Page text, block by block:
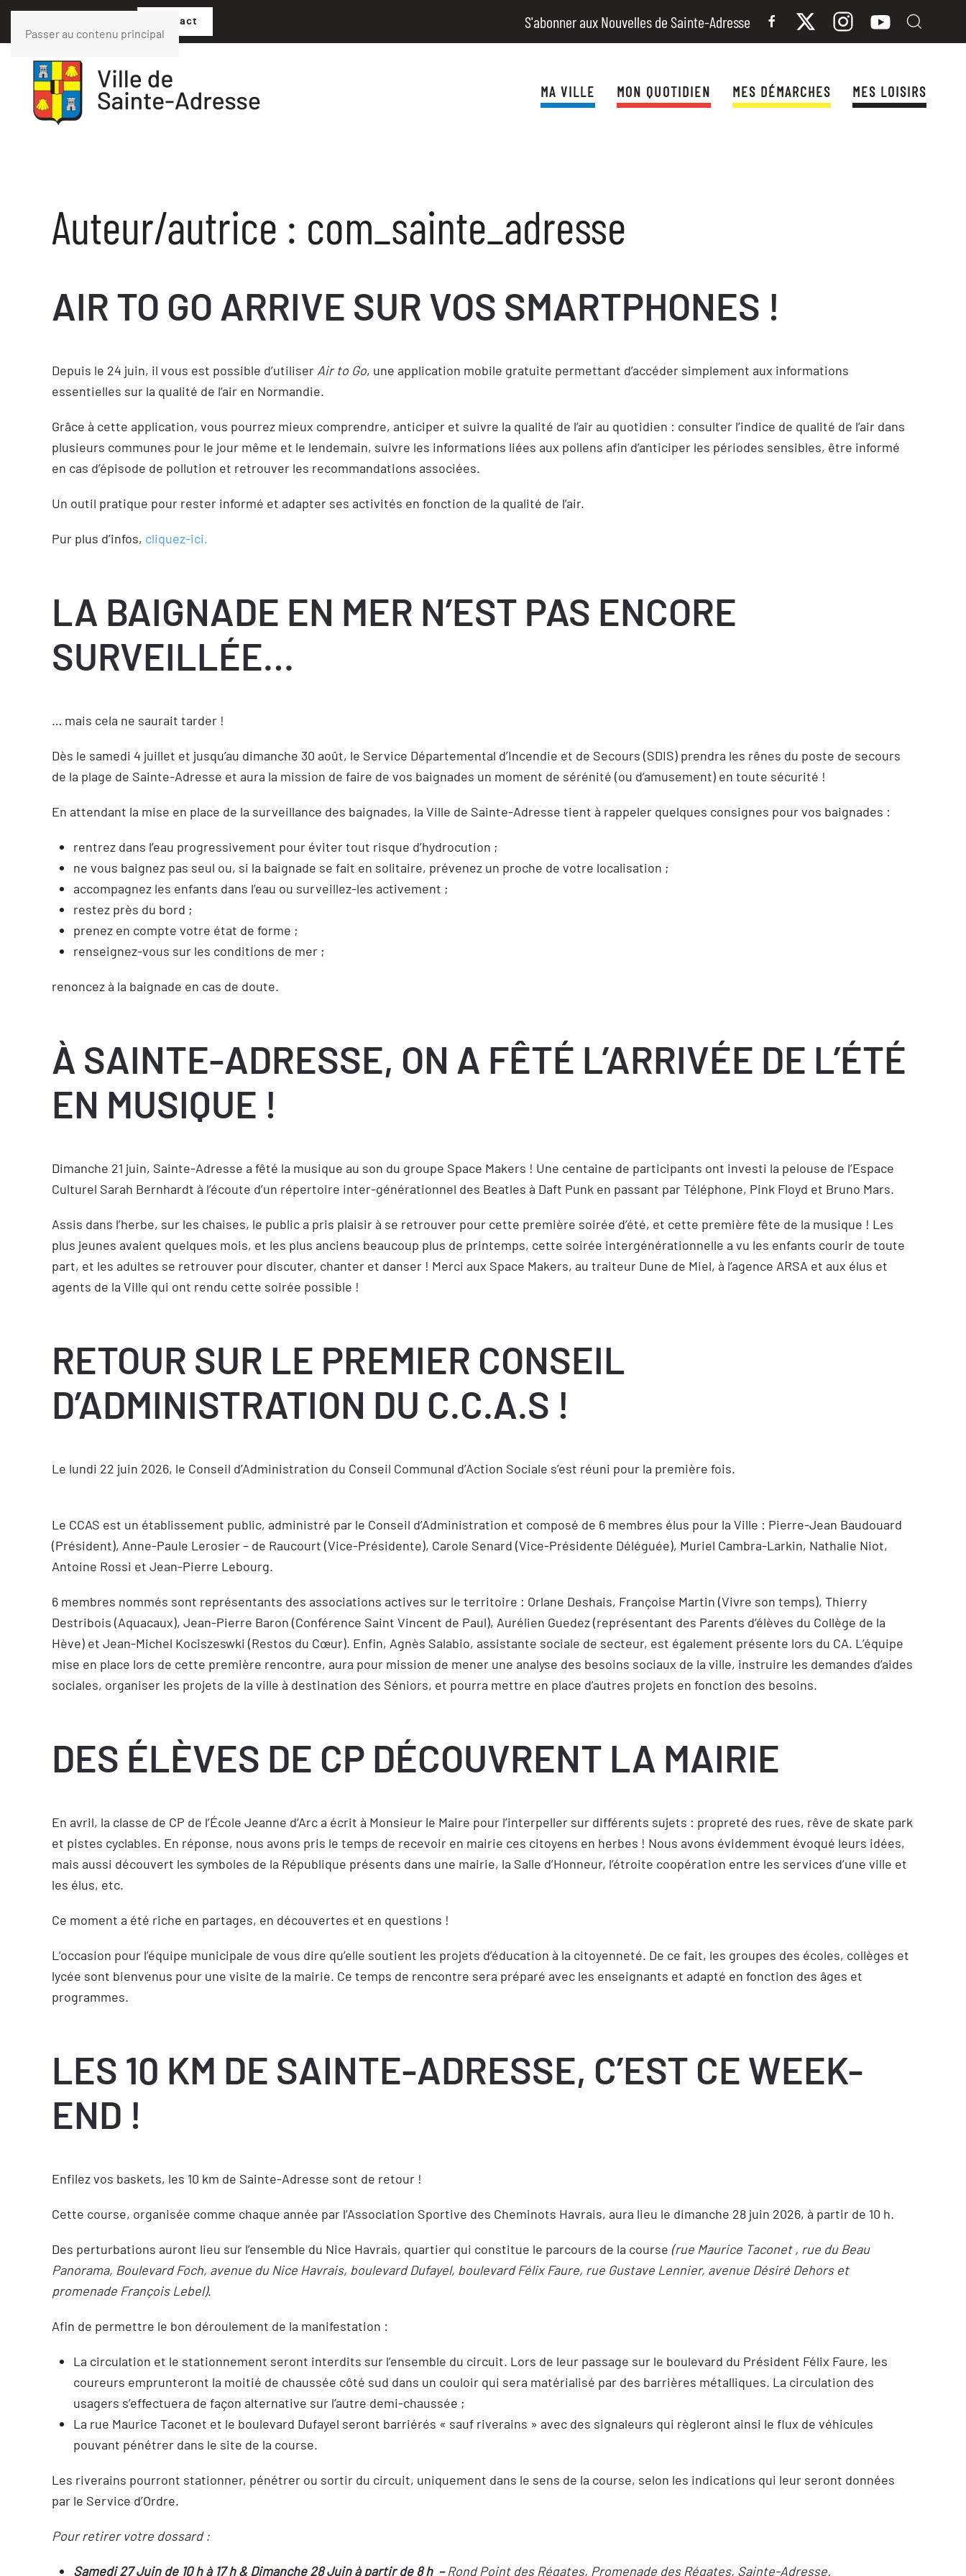
Passer au contenu principal
Contact S'abonner aux Nouvelles de Sainte-Adresse
MA VILLE MON QUOTIDIEN MES DÉMARCHES MES LOISIRS
Auteur/autrice : com_sainte_adresse
AIR TO GO ARRIVE SUR VOS SMARTPHONES !
Depuis le 24 juin, il vous est possible d’utiliser Air to Go, une application mobile gratuite permettant d’accéder simplement aux informations
essentielles sur la qualité de l’air en Normandie.
Grâce à cette application, vous pourrez mieux comprendre, anticiper et suivre la qualité de l’air au quotidien : consulter l’indice de qualité de l’air dans
plusieurs communes pour le jour même et le lendemain, suivre les informations liées aux pollens afin d’anticiper les périodes sensibles, être informé
en cas d’épisode de pollution et retrouver les recommandations associées.
Un outil pratique pour rester informé et adapter ses activités en fonction de la qualité de l’air.
Pur plus d’infos, cliquez-ici.
LA BAIGNADE EN MER N’EST PAS ENCORE
SURVEILLÉE…
… mais cela ne saurait tarder !
Dès le samedi 4 juillet et jusqu’au dimanche 30 août, le Service Départemental d’Incendie et de Secours (SDIS) prendra les rênes du poste de secours
de la plage de Sainte-Adresse et aura la mission de faire de vos baignades un moment de sérénité (ou d’amusement) en toute sécurité !
En attendant la mise en place de la surveillance des baignades, la Ville de Sainte-Adresse tient à rappeler quelques consignes pour vos baignades :
rentrez dans l’eau progressivement pour éviter tout risque d’hydrocution ;
ne vous baignez pas seul ou, si la baignade se fait en solitaire, prévenez un proche de votre localisation ;
accompagnez les enfants dans l’eau ou surveillez-les activement ;
restez près du bord ;
prenez en compte votre état de forme ;
renseignez-vous sur les conditions de mer ;
renoncez à la baignade en cas de doute.
À SAINTE-ADRESSE, ON A FÊTÉ L’ARRIVÉE DE L’ÉTÉ
EN MUSIQUE !
Dimanche 21 juin, Sainte-Adresse a fêté la musique au son du groupe Space Makers ! Une centaine de participants ont investi la pelouse de l’Espace
Culturel Sarah Bernhardt à l’écoute d’un répertoire inter-générationnel des Beatles à Daft Punk en passant par Téléphone, Pink Floyd et Bruno Mars.
Assis dans l’herbe, sur les chaises, le public a pris plaisir à se retrouver pour cette première soirée d’été, et cette première fête de la musique ! Les
plus jeunes avaient quelques mois, et les plus anciens beaucoup plus de printemps, cette soirée intergénérationnelle a vu les enfants courir de toute
part, et les adultes se retrouver pour discuter, chanter et danser ! Merci aux Space Makers, au traiteur Dune de Miel, à l’agence ARSA et aux élus et
agents de la Ville qui ont rendu cette soirée possible !
RETOUR SUR LE PREMIER CONSEIL
D’ADMINISTRATION DU C.C.A.S !
Le lundi 22 juin 2026, le Conseil d’Administration du Conseil Communal d’Action Sociale s’est réuni pour la première fois.
Le CCAS est un établissement public, administré par le Conseil d’Administration et composé de 6 membres élus pour la Ville : Pierre-Jean Baudouard
(Président), Anne-Paule Lerosier – de Raucourt (Vice-Présidente), Carole Senard (Vice-Présidente Déléguée), Muriel Cambra-Larkin, Nathalie Niot,
Antoine Rossi et Jean-Pierre Lebourg.
6 membres nommés sont représentants des associations actives sur le territoire : Orlane Deshais, Françoise Martin (Vivre son temps), Thierry
Destribois (Aquacaux), Jean-Pierre Baron (Conférence Saint Vincent de Paul), Aurélien Guedez (représentant des Parents d’élèves du Collège de la
Hève) et Jean-Michel Kociszeswki (Restos du Cœur). Enfin, Agnès Salabio, assistante sociale de secteur, est également présente lors du CA. L’équipe
mise en place lors de cette première rencontre, aura pour mission de mener une analyse des besoins sociaux de la ville, instruire les demandes d’aides
sociales, organiser les projets de la ville à destination des Séniors, et pourra mettre en place d’autres projets en fonction des besoins.
DES ÉLÈVES DE CP DÉCOUVRENT LA MAIRIE
En avril, la classe de CP de l’École Jeanne d’Arc a écrit à Monsieur le Maire pour l’interpeller sur différents sujets : propreté des rues, rêve de skate park
et pistes cyclables. En réponse, nous avons pris le temps de recevoir en mairie ces citoyens en herbes ! Nous avons évidemment évoqué leurs idées,
mais aussi découvert les symboles de la République présents dans une mairie, la Salle d’Honneur, l’étroite coopération entre les services d’une ville et
les élus, etc.
Ce moment a été riche en partages, en découvertes et en questions !
L’occasion pour l’équipe municipale de vous dire qu’elle soutient les projets d’éducation à la citoyenneté. De ce fait, les groupes des écoles, collèges et
lycée sont bienvenus pour une visite de la mairie. Ce temps de rencontre sera préparé avec les enseignants et adapté en fonction des âges et
programmes.
LES 10 KM DE SAINTE-ADRESSE, C’EST CE WEEK-
END !
Enfilez vos baskets, les 10 km de Sainte-Adresse sont de retour !
Cette course, organisée comme chaque année par l’Association Sportive des Cheminots Havrais, aura lieu le dimanche 28 juin 2026, à partir de 10 h.
Des perturbations auront lieu sur l’ensemble du Nice Havrais, quartier qui constitue le parcours de la course (rue Maurice Taconet , rue du Beau
Panorama, Boulevard Foch, avenue du Nice Havrais, boulevard Dufayel, boulevard Félix Faure, rue Gustave Lennier, avenue Désiré Dehors et
promenade François Lebel).
Afin de permettre le bon déroulement de la manifestation :
La circulation et le stationnement seront interdits sur l’ensemble du circuit. Lors de leur passage sur le boulevard du Président Félix Faure, les
coureurs emprunteront la moitié de chaussée côté sud dans un couloir qui sera matérialisé par des barrières métalliques. La circulation des
usagers s’effectuera de façon alternative sur l’autre demi-chaussée ;
La rue Maurice Taconet et le boulevard Dufayel seront barriérés « sauf riverains » avec des signaleurs qui règleront ainsi le flux de véhicules
pouvant pénétrer dans le site de la course.
Les riverains pourront stationner, pénétrer ou sortir du circuit, uniquement dans le sens de la course, selon les indications qui leur seront données
par le Service d’Ordre.
Pour retirer votre dossard :
Samedi 27 Juin de 10 h à 17 h & Dimanche 28 Juin à partir de 8 h – Rond Point des Régates, Promenade des Régates, Sainte-Adresse.